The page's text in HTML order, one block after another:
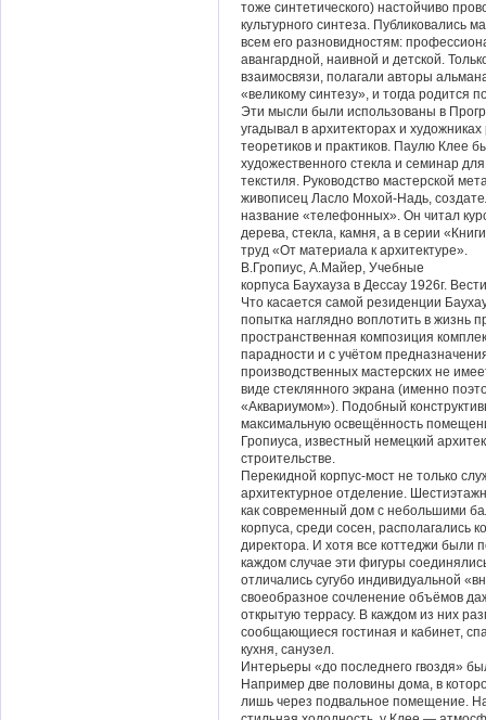
тоже синтетического) настойчиво
культурного синтеза. Публиковались
всем его разновидностям:
авангардной, наивной и детской.
взаимосвязи, полагали авторы
«великому синтезу», и тогда родится
Эти мысли были использованы в
угадывал в архитекторах и
теоретиков и практиков. Паулю Клее
художественного стекла и семинар
текстиля. Руководство мастерской
живописец Ласло Мохой-Надь,
название «телефонных». Он читал
дерева, стекла, камня, а в серии
труд «От материала к архитектуре».
В.Гропиус, А.Майер, Учебные
корпуса Баухауза в Дессау 1926г.
Что касается самой резиденции
попытка наглядно воплотить в
пространственная композиция
парадности и с учётом
производственных мастерских не
виде стеклянного экрана (именно
«Аквариумом»). Подобный
максимальную освещённость
Гропиуса, известный немецкий
строительстве.
Перекидной корпус-мост не только
архитектурное отделение.
как современный дом с небольшими
корпуса, среди сосен, располагались
директора. И хотя все коттеджи были
каждом случае эти фигуры
отличались сугубо индивидуальной
своеобразное сочленение объёмов
открытую террасу. В каждом из них
сообщающиеся гостиная и кабинет,
кухня, санузел.
Интерьеры «до последнего гвоздя»
Например две половины дома, в
лишь через подвальное помещение.